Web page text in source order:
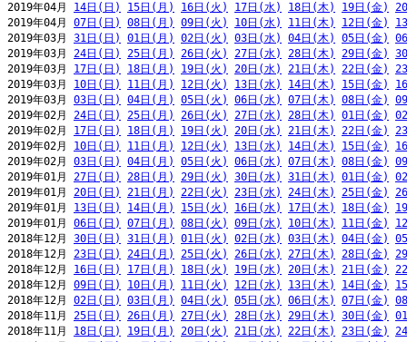
2019年04月 14日(日) 15日(月) 16日(火) 17日(水) 18日(木) 19日(金)
2019年04月 07日(日) 08日(月) 09日(火) 10日(水) 11日(木) 12日(金)
2019年03月 31日(日) 01日(月) 02日(火) 03日(水) 04日(木) 05日(金)
2019年03月 24日(日) 25日(月) 26日(火) 27日(水) 28日(木) 29日(金)
2019年03月 17日(日) 18日(月) 19日(火) 20日(水) 21日(木) 22日(金)
2019年03月 10日(日) 11日(月) 12日(火) 13日(水) 14日(木) 15日(金)
2019年03月 03日(日) 04日(月) 05日(火) 06日(水) 07日(木) 08日(金)
2019年02月 24日(日) 25日(月) 26日(火) 27日(水) 28日(木) 01日(金)
2019年02月 17日(日) 18日(月) 19日(火) 20日(水) 21日(木) 22日(金)
2019年02月 10日(日) 11日(月) 12日(火) 13日(水) 14日(木) 15日(金)
2019年02月 03日(日) 04日(月) 05日(火) 06日(水) 07日(木) 08日(金)
2019年01月 27日(日) 28日(月) 29日(火) 30日(水) 31日(木) 01日(金)
2019年01月 20日(日) 21日(月) 22日(火) 23日(水) 24日(木) 25日(金)
2019年01月 13日(日) 14日(月) 15日(火) 16日(水) 17日(木) 18日(金)
2019年01月 06日(日) 07日(月) 08日(火) 09日(水) 10日(木) 11日(金)
2018年12月 30日(日) 31日(月) 01日(火) 02日(水) 03日(木) 04日(金)
2018年12月 23日(日) 24日(月) 25日(火) 26日(水) 27日(木) 28日(金)
2018年12月 16日(日) 17日(月) 18日(火) 19日(水) 20日(木) 21日(金)
2018年12月 09日(日) 10日(月) 11日(火) 12日(水) 13日(木) 14日(金)
2018年12月 02日(日) 03日(月) 04日(火) 05日(水) 06日(木) 07日(金)
2018年11月 25日(日) 26日(月) 27日(火) 28日(水) 29日(木) 30日(金)
2018年11月 18日(日) 19日(月) 20日(火) 21日(水) 22日(木) 23日(金)